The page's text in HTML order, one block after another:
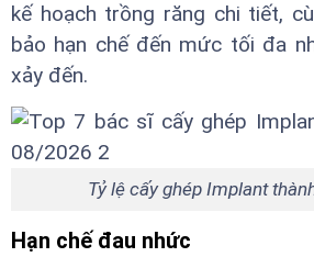
kế hoạch trồng răng chi tiết,
bảo hạn chế đến mức tối đa
xảy đến.
Tỷ lệ cấy ghép Implant
Hạn chế đau nhức